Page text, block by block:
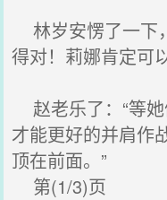
林岁安愣了一下
得对！莉娜肯定可
赵老乐了：“等
才能更好的并肩作
顶在前面。”
第(1/3)页